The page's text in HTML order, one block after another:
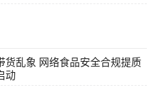
货乱象 网络食品安全合规提质
动